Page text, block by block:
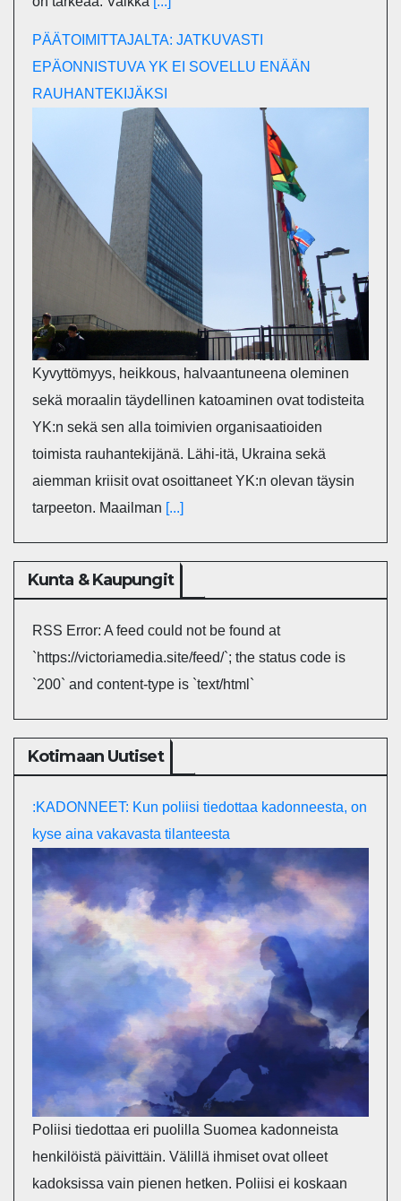
PÄÄTOIMITTAJALTA: JATKUVASTI
EPÄONNISTUVA YK EI SOVELLU ENÄÄN
RAUHANTEKIJÄKSI
Kyvyttömyys, heikkous, halvaantuneena oleminen
sekä moraalin täydellinen katoaminen ovat todisteita
YK:n sekä sen alla toimivien organisaatioiden
toimista rauhantekijänä. Lähi-itä, Ukraina sekä
aiemman kriisit ovat osoittaneet YK:n olevan täysin
tarpeeton. Maailman [...]
Kunta & Kaupungit
RSS Error: A feed could not be found at
`https://victoriamedia.site/feed/`; the status code is
`200` and content-type is `text/html`
Kotimaan Uutiset
:KADONNEET: Kun poliisi tiedottaa kadonneesta, on
kyse aina vakavasta tilanteesta
Poliisi tiedottaa eri puolilla Suomea kadonneista
henkilöistä päivittäin. Välillä ihmiset ovat olleet
kadoksissa vain pienen hetken. Poliisi ei koskaan